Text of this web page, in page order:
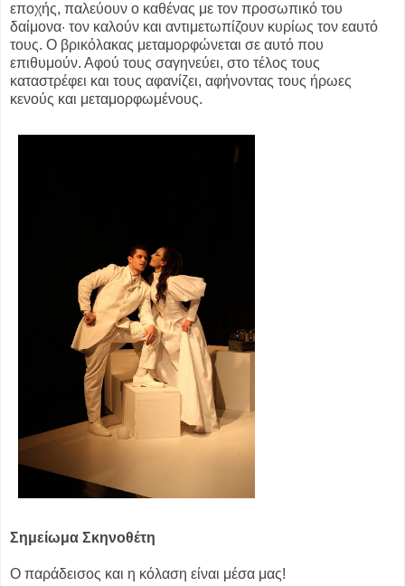
εποχής, παλεύουν ο καθένας με τον προσωπικό του
δαίμονα· τον καλούν και αντιμετωπίζουν κυρίως τον εαυτό
τους. Ο βρικόλακας μεταμορφώνεται σε αυτό που
επιθυμούν. Αφού τους σαγηνεύει, στο τέλος τους
καταστρέφει και τους αφανίζει, αφήνοντας τους ήρωες
κενούς και μεταμορφωμένους.
Σημείωμα Σκηνοθέτη
Ο παράδεισος και η κόλαση είναι μέσα μας!